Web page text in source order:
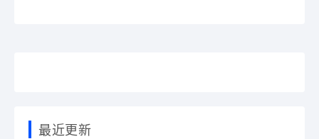
最近更新